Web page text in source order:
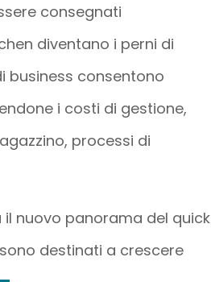
consegnati
diventano i perni di
business consentono
i costi di gestione,
processi di
il nuovo panorama del quick
destinati a crescere